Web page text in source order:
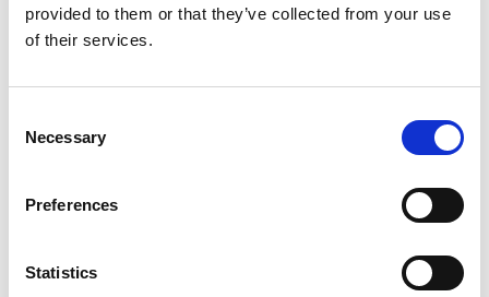
provided to them or that they’ve collected from your use
of their services.
Selection
Necessary
Preferences
Statistics